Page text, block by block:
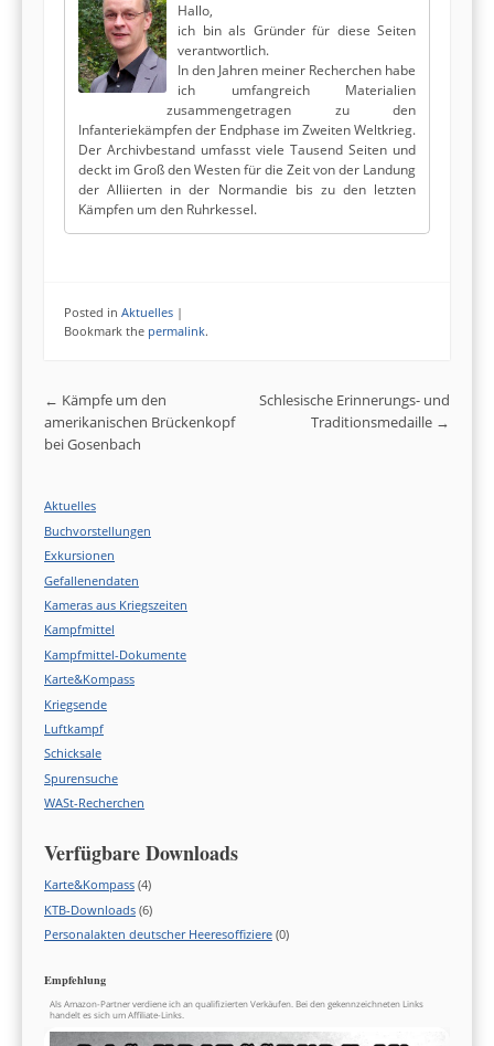
Hallo,
ich bin als Gründer für diese Seiten
verantwortlich.
In den Jahren meiner Recherchen habe
ich umfangreich Materialien
zusammengetragen zu den
Infanteriekämpfen der Endphase im Zweiten Weltkrieg.
Der Archivbestand umfasst viele Tausend Seiten und
deckt im Groß den Westen für die Zeit von der Landung
der Alliierten in der Normandie bis zu den letzten
Kämpfen um den Ruhrkessel.
Posted in Aktuelles |
Bookmark the permalink.
Post navigation
← Kämpfe um den
amerikanischen Brückenkopf
bei Gosenbach
Schlesische Erinnerungs- und
Traditionsmedaille →
Aktuelles
Buchvorstellungen
Exkursionen
Gefallenendaten
Kameras aus Kriegszeiten
Kampfmittel
Kampfmittel-Dokumente
Karte&Kompass
Kriegsende
Luftkampf
Schicksale
Spurensuche
WASt-Recherchen
Verfügbare Downloads
Karte&Kompass (4)
KTB-Downloads (6)
Personalakten deutscher Heeresoffiziere (0)
Empfehlung
Als Amazon-Partner verdiene ich an qualifizierten Verkäufen. Bei den gekennzeichneten Links
handelt es sich um Affiliate-Links.